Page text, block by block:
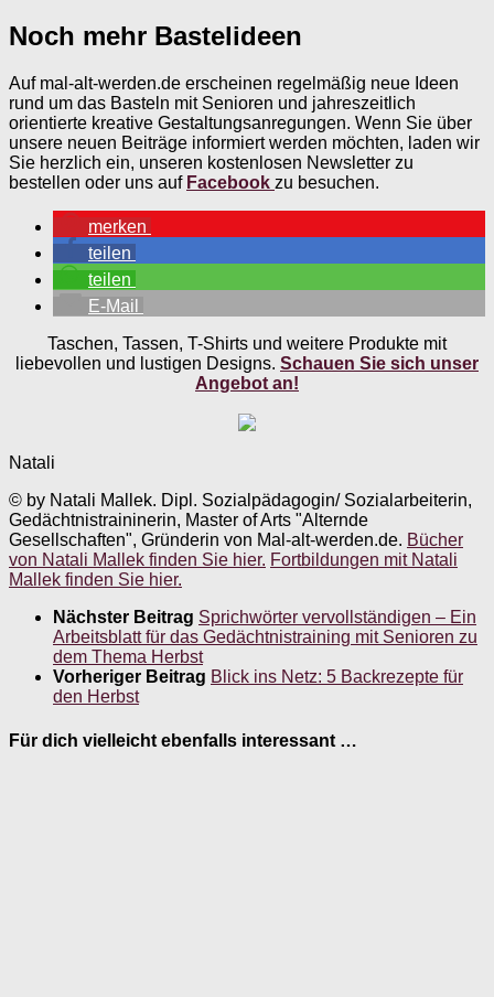
Noch mehr Bastelideen
Auf mal-alt-werden.de erscheinen regelmäßig neue Ideen
rund um das Basteln mit Senioren und jahreszeitlich
orientierte kreative Gestaltungsanregungen. Wenn Sie über
unsere neuen Beiträge informiert werden möchten, laden wir
Sie herzlich ein, unseren kostenlosen Newsletter zu
bestellen oder uns auf Facebook zu besuchen.
merken
teilen
teilen
E-Mail
Taschen, Tassen, T-Shirts und weitere Produkte mit
liebevollen und lustigen Designs. Schauen Sie sich unser
Angebot an!
Natali
© by Natali Mallek. Dipl. Sozialpädagogin/ Sozialarbeiterin,
Gedächtnistraininerin, Master of Arts "Alternde
Gesellschaften", Gründerin von Mal-alt-werden.de. Bücher
von Natali Mallek finden Sie hier. Fortbildungen mit Natali
Mallek finden Sie hier.
Nächster Beitrag Sprichwörter vervollständigen – Ein
Arbeitsblatt für das Gedächtnistraining mit Senioren zu
dem Thema Herbst
Vorheriger Beitrag Blick ins Netz: 5 Backrezepte für
den Herbst
Für dich vielleicht ebenfalls interessant …